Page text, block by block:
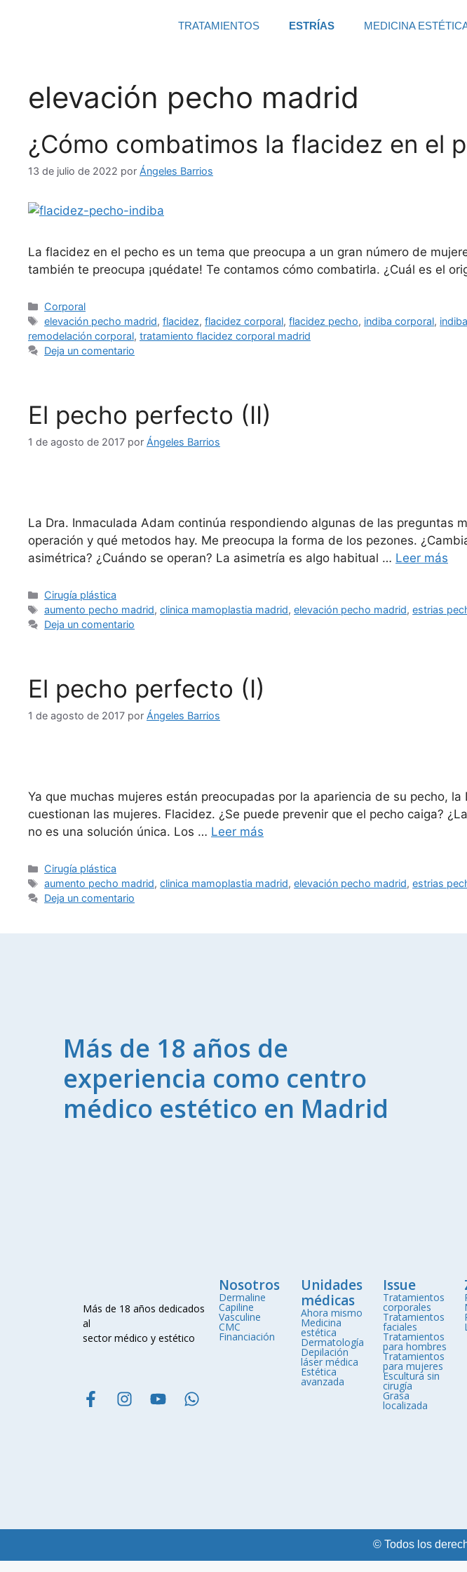
TRATAMIENTOS ESTRÍAS MEDICINA
elevación pecho madrid
¿Cómo combatimos la flacidez en el
13 de julio de 2022 por Ángeles Barrios
La flacidez en el pecho es un tema que preocupa a un gran número de
también te preocupa ¡quédate! Te contamos cómo combatirla. ¿Cuál es el
Corporal
elevación pecho madrid,flacidez,flacidez corporal,flacidez pecho, indiba corporal,
remodelación corporal, tratamiento flacidez corporal madrid
Deja un comentario
El pecho perfecto (II)
1 de agosto de 2017 por Ángeles Barrios
La Dra. Inmaculada Adam continúa respondiendo algunas de las preguntas
operación y qué metodos hay. Me preocupa la forma de los pezones.
asimétrica? ¿Cuándo se operan? La asimetría es algo habitual … Leer más
Cirugía plástica
aumento pecho madrid,clinica mamoplastia madrid,elevación pecho madrid,estrias
Deja un comentario
El pecho perfecto (I)
1 de agosto de 2017 por Ángeles Barrios
Ya que muchas mujeres están preocupadas por la apariencia de su pecho,
cuestionan las mujeres. Flacidez. ¿Se puede prevenir que el pecho caiga?
no es una solución única. Los … Leer más
Cirugía plástica
aumento pecho madrid,clinica mamoplastia madrid,elevación pecho madrid,estrias
Deja un comentario
Más de 18 años de
experiencia como centro
médico estético en Madrid
Más de 18 años dedicados
al
sector médico y estético
Nosotros
Dermaline
Capiline
Vasculine
CMC
Financiación
Unidades
médicas
Ahora mismo
Medicina
estética
Dermatología
Depilación
láser médica
Estética
avanzada
Issue
Tratamientos
corporales
Tratamientos
faciales
Tratamientos
para hombres
Tratamientos
para mujeres
Escultura sin
cirugía
Grasa
localizada
© Todos los